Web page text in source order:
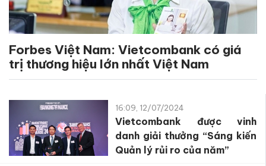
Forbes Việt Nam: Vietcombank có giá
trị thương hiệu lớn nhất Việt Nam
16:09, 12/07/2024
Vietcombank được vinh
danh giải thưởng “Sáng kiến
Quản lý rủi ro của năm”